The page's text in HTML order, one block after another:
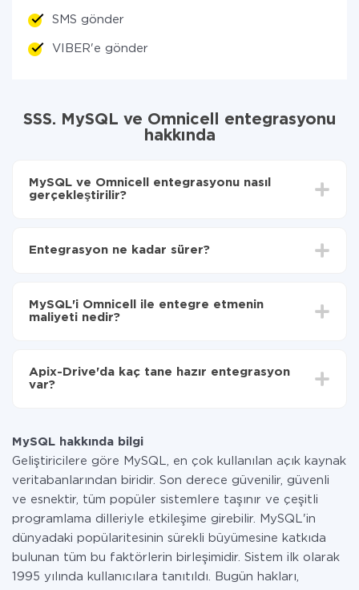
SMS gönder
VIBER'e gönder
SSS. MySQL ve Omnicell entegrasyonu
hakkında
MySQL ve Omnicell entegrasyonu nasıl
gerçekleştirilir?
seçin
aktarılacaktır.
Entegrasyon ne kadar sürer?
olarak, 10-15 dakika sürer.
MySQL'i Omnicell ile entegre etmenin
maliyeti nedir?
Hizmetimiz aracılığıyla yalnızca bir sisteminizden
diğerine aktarılan veri miktarı için ödeme yaparsınız.
Apix-Drive'da kaç tane hazır entegrasyon
var?
MySQL hakkında bilgi
Geliştiricilere göre MySQL, en çok kullanılan açık kaynak
veritabanlarından biridir. Son derece güvenilir, güvenli
ve esnektir, tüm popüler sistemlere taşınır ve çeşitli
programlama dilleriyle etkileşime girebilir. MySQL'in
dünyadaki popülaritesinin sürekli büyümesine katkıda
bulunan tüm bu faktörlerin birleşimidir. Sistem ilk olarak
1995 yılında kullanıcılara tanıtıldı. Bugün hakları,